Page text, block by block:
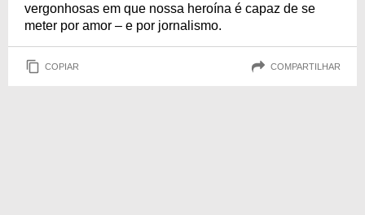
vergonhosas em que nossa heroína é capaz de se
meter por amor – e por jornalismo.
COPIAR COMPARTILHAR